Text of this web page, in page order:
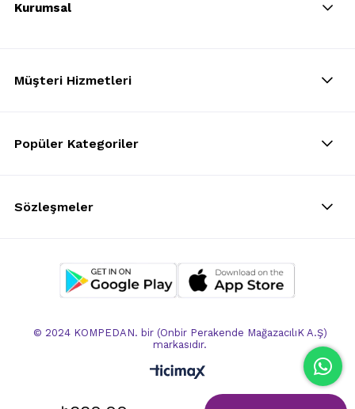
Kurumsal
Müşteri Hizmetleri
Popüler Kategoriler
Sözleşmeler
© 2024 KOMPEDAN. bir (Onbir Perakende MağazacılıK A.Ş)
markasıdır.